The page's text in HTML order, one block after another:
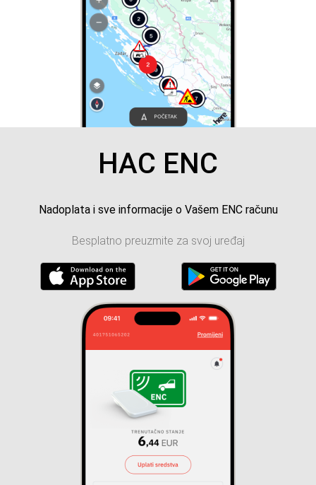
HAC ENC
Nadoplata i sve informacije o Vašem ENC računu
Besplatno preuzmite za svoj uređaj